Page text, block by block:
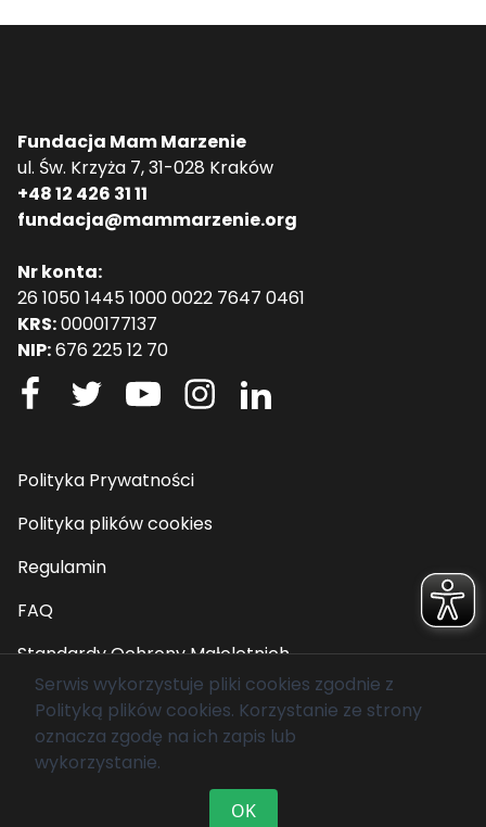
Fundacja Mam Marzenie
ul. Św. Krzyża 7, 31-028 Kraków
+48 12 426 31 11
fundacja@mammarzenie.org
Nr konta:
26 1050 1445 1000 0022 7647 0461
KRS:0000177137
NIP:676 225 12 70
Polityka Prywatności
Polityka plików cookies
Regulamin
FAQ
Standardy Ochrony Małoletnich
© 2026 Fundacja Mam Marzenie. Wszelkie prawa
zastrzeżone.
Serwis wykorzystuje pliki cookies zgodnie z
Polityką plików cookies. Korzystanie ze strony
oznacza zgodę na ich zapis lub
wykorzystanie.
OK